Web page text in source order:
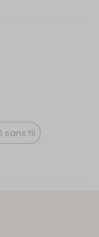
sans fil